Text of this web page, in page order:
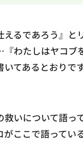
えるであろう』と
わたしはヤコブ
てあるとおりで
救いについて語っ
がここで語ってい